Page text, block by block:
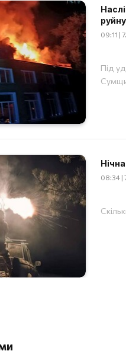
09:11 |
Під
08:34 |